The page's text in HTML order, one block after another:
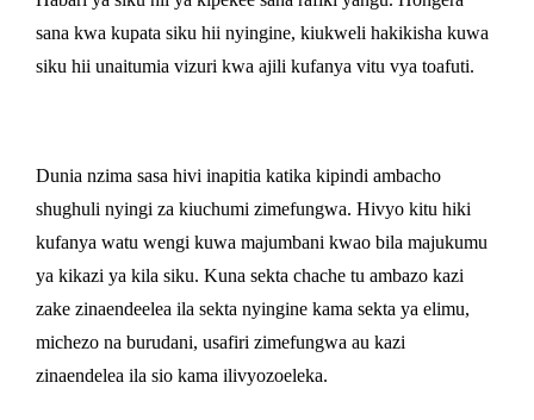
sana kwa kupata siku hii nyingine, kiukweli hakikisha kuwa
siku hii unaitumia vizuri kwa ajili kufanya vitu vya toafuti.
Dunia nzima sasa hivi inapitia katika kipindi ambacho
shughuli nyingi za kiuchumi zimefungwa. Hivyo kitu hiki
kufanya watu wengi kuwa majumbani kwao bila majukumu
ya kikazi ya kila siku. Kuna sekta chache tu ambazo kazi
zake zinaendeelea ila sekta nyingine kama sekta ya elimu,
michezo na burudani, usafiri zimefungwa au kazi
zinaendelea ila sio kama ilivyozoeleka.